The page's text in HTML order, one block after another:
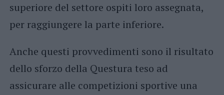
superiore del settore ospiti loro assegnata,
per raggiungere la parte inferiore.
Anche questi provvedimenti sono il risultato
dello sforzo della Questura teso ad
assicurare alle competizioni sportive una